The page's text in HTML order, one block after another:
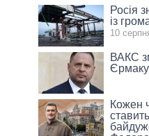
Росія
із
10
ВАКС
Єрмаку
Кожен